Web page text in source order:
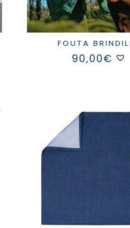
FOUTA
90,00€